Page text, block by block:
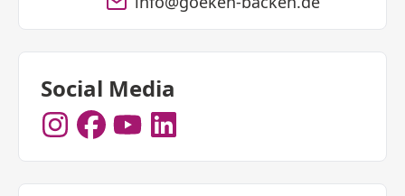
Social Media